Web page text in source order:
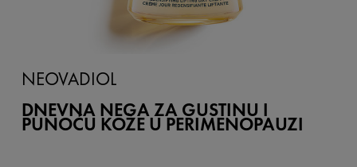
NEOVADIOL
DNEVNA NEGA ZA GUSTINU I
PUNOĆU KOŽE U PERIMENOPAUZI